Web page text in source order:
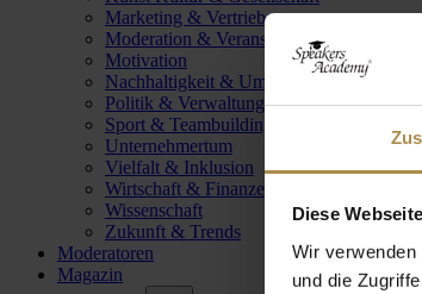
Diese
Wir
und die
Marketing & Vertrieb
Moderation & Veranstaltungsleitung
Motivation
Nachhaltigkeit & Umwelt
Politik & Verwaltung
Sport & Teambuilding
Unternehmertum
Vielfalt & Inklusion
Wirtschaft & Finanzen
Wissenschaft
Zukunft & Trends
Moderatoren
Magazin